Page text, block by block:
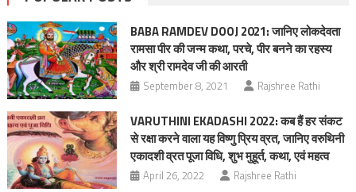
BABA RAMDEV DOOJ 2021: जानिए लोकदेवता
रामसा पीर की जन्म कथा, परचे, पीर बनने का रहस्य
और श्री रामदेव जी की आरती
September 8, 2021 Rajshree Rathi
VARUTHINI EKADASHI 2022: कब हैं हर संकट
से रक्षा करने वाला यह विष्णु प्रिय व्रत, जानिए वरुथिनी
एकादशी व्रत पूजा विधि, शुभ मुहूर्त, कथा, एवं महत्व
April 26, 2022 Rajshree Rathi